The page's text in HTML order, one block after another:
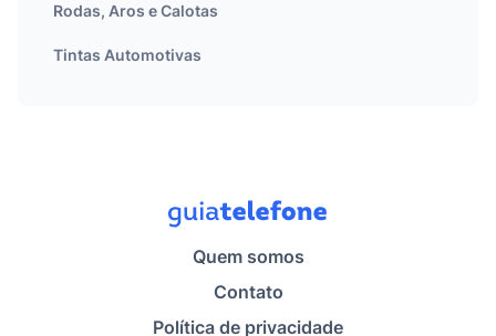
Rodas, Aros e Calotas
Tintas Automotivas
Quem somos
Contato
Política de privacidade